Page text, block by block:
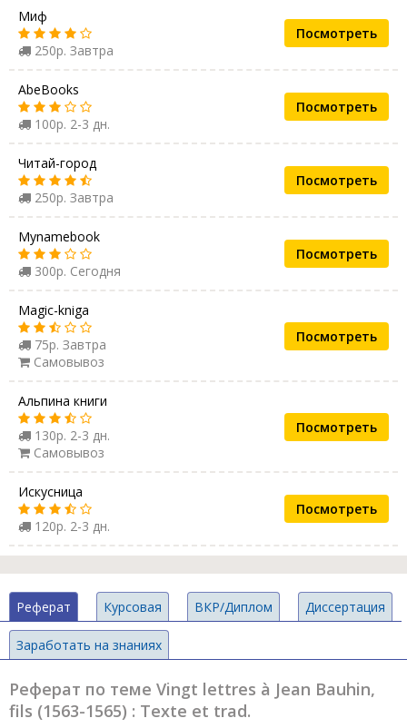
Миф
250р. Завтра
Посмотреть
AbeBooks
100р. 2-3 дн.
Посмотреть
Читай-город
250р. Завтра
Посмотреть
Mynamebook
300р. Сегодня
Посмотреть
Magic-kniga
75р. Завтра
Самовывоз
Посмотреть
Альпина книги
130р. 2-3 дн.
Самовывоз
Посмотреть
Искусница
120р. 2-3 дн.
Посмотреть
Реферат Курсовая ВКР/Диплом Диссертация
Заработать на знаниях
Реферат по теме Vingt lettres à Jean Bauhin,
fils (1563-1565) : Texte et trad.